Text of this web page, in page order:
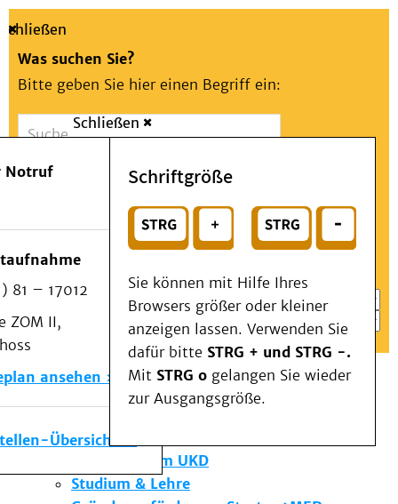
Suche
Schließen
Was suchen Sie?
Bitte geben Sie hier einen Begriff ein:
Suchen
oder
Wählen Sie ein Thema für Ihren Schnelleinstieg
Notfall
Schließen
Notruf
81 – 17012
ZOM II,
ansehen
Übersicht
Schriftgröße
Sie können mit Hilfe Ihres
Browsers größer oder kleiner
anzeigen lassen. Verwenden Sie
dafür bitte STRG + und STRG -.
Mit STRG o gelangen Sie wieder
zur Ausgangsgröße.
Menü
Patienten & Besucher
Kliniken/Institute/Zentren
Als Patient am UKD
Beratung und Unterstützung
Veranstaltungen
Kommunikation im Medizinwesen (KIM)
Notfall
Forschung & Lehre
Die Institute des UKD
Forschung am UKD
Studium & Lehre